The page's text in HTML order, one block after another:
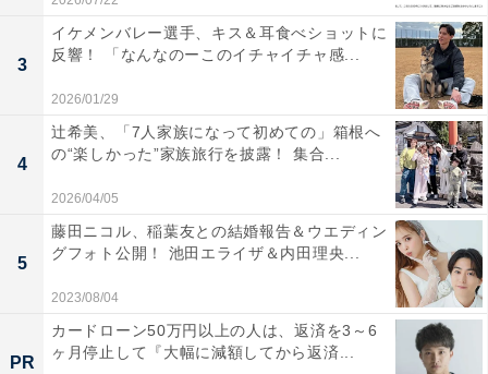
3
イケメンバレー選手、キス＆耳食べショットに
反響！ 「なんなのーこのイチャイチャ感...
2026/01/29
4
辻希美、「7人家族になって初めての」箱根へ
の“楽しかった”家族旅行を披露！ 集合...
2026/04/05
5
藤田ニコル、稲葉友との結婚報告＆ウエディン
グフォト公開！ 池田エライザ＆内田理央...
2023/08/04
PR
カードローン50万円以上の人は、返済を3～6
ヶ月停止して『大幅に減額してから返済...